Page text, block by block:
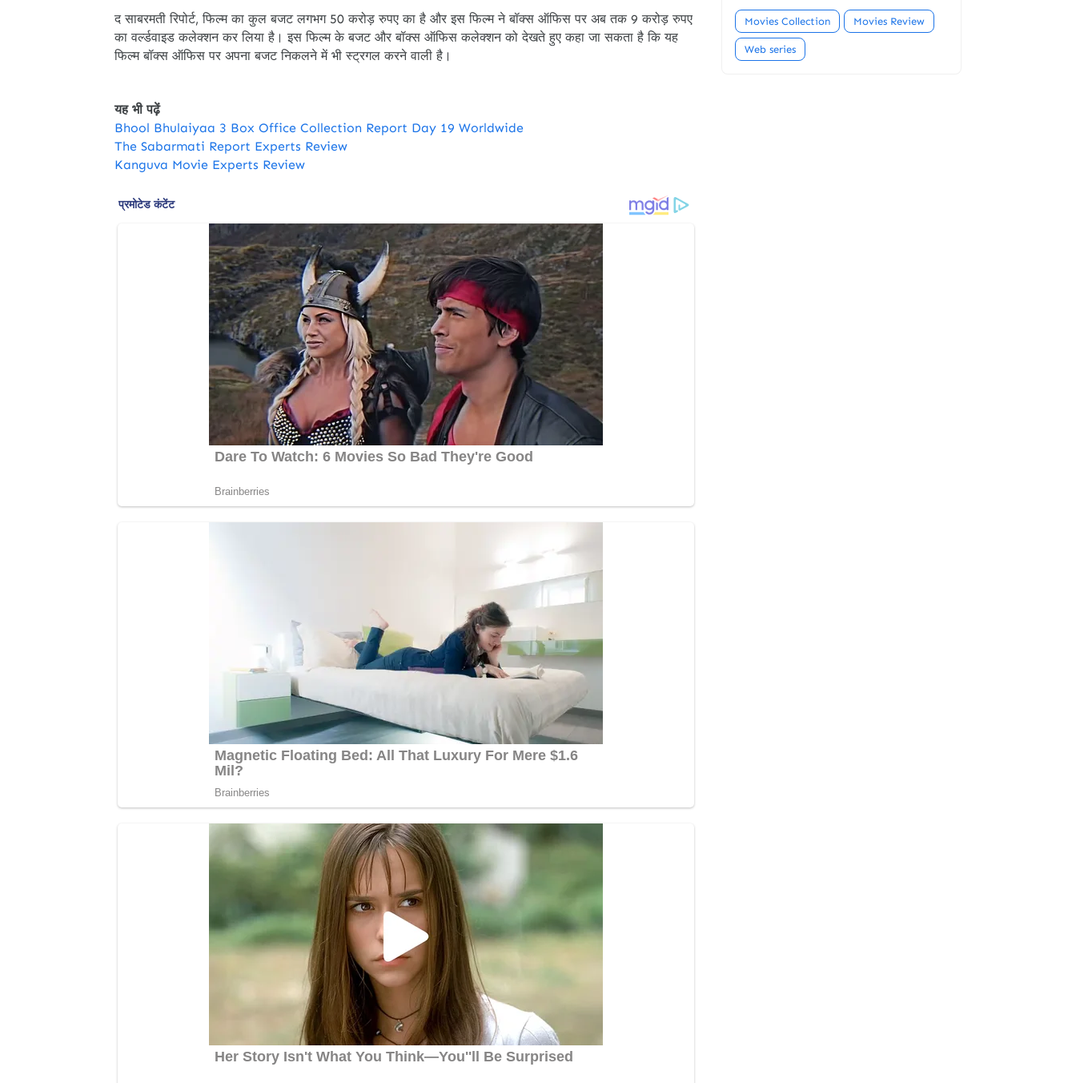
द साबरमती रिपोर्ट, फिल्म का कुल बजट लगभग 50 करोड़ रुपए का है और इस फिल्म ने बॉक्स ऑफिस पर अब तक 9 करोड़ रुपए
का वर्ल्डवाइड कलेक्शन कर लिया है। इस फिल्म के बजट और बॉक्स ऑफिस कलेक्शन को देखते हुए कहा जा सकता है कि यह
फिल्म बॉक्स ऑफिस पर अपना बजट निकलने में भी स्ट्रगल करने वाली है।
यह भी पढ़ें
Bhool Bhulaiyaa 3 Box Office Collection Report Day 19 Worldwide
The Sabarmati Report Experts Review
Kanguva Movie Experts Review
Movies Collection Movies Review
Web series